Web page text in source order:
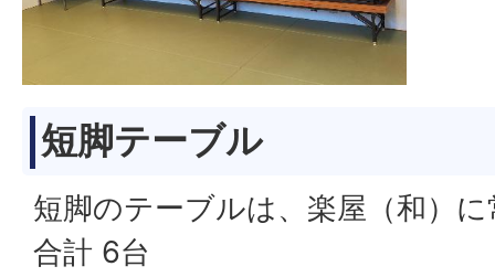
短脚テーブル
短脚のテーブルは、楽屋（和）に
合計 6台